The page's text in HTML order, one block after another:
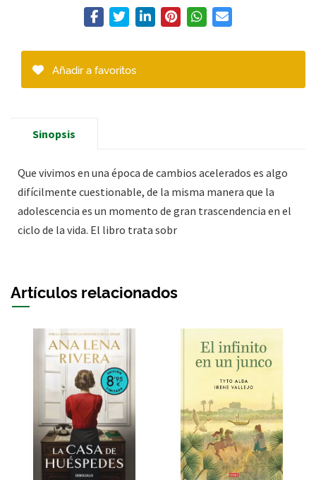
Añadir a favoritos
Sinopsis
Que vivimos en una época de cambios acelerados es algo
difícilmente cuestionable, de la misma manera que la
adolescencia es un momento de gran trascendencia en el
ciclo de la vida. El libro trata sobr
Artículos relacionados